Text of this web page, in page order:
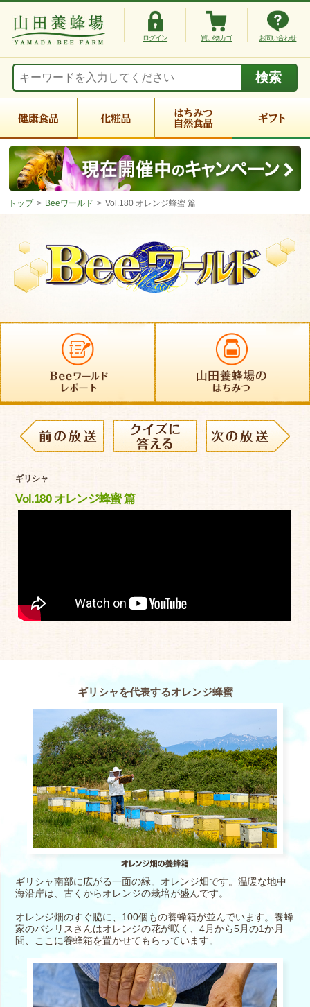
ログイン 買い物カゴ お問い合わせ
トップ Beeワールド Vol.180 オレンジ蜂蜜 篇
ギリシャ
Vol.180 オレンジ蜂蜜 篇
ギリシャを代表するオレンジ蜂蜜
ギリシャ南部に広がる一面の緑。オレンジ畑です。温暖な地中
海沿岸は、古くからオレンジの栽培が盛んです。
オレンジ畑のすぐ脇に、100個もの養蜂箱が並んでいます。養蜂
家のバシリスさんはオレンジの花が咲く、4月から5月の1か月
間、ここに養蜂箱を置かせてもらっています。